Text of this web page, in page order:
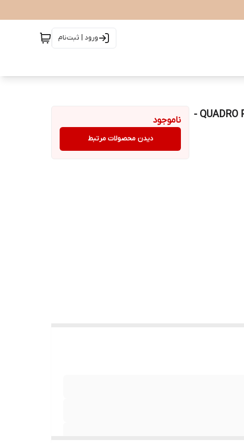
ورود | ثبت‌نام
ساعت دنیل ولینگتون مدل QUADRO PRESSED EVERGOLD -
ناموجود
دیدن محصولات مرتبط